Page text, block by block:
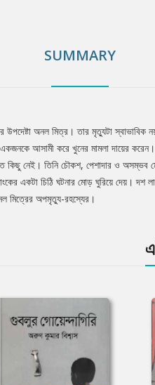
SUMMARY
অনল মিত্র। তার মৃত্যুটা স্বাভাবিক
আসামী করে খুনের মামলা দায়ের
কিছু নেই। তিনি চৌকশ, পেশাদার ও
একটা চিঠি ঘটনার মোড় ঘুরিয়ে দেয়। দশ
মিত্রের অপমৃত্যু-রহস্যের।